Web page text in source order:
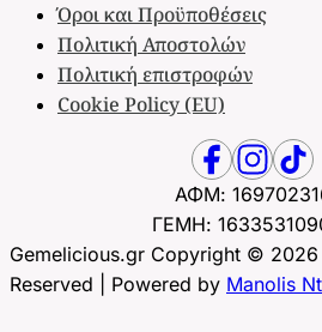
Όροι και Προϋποθέσεις
Πολιτική Αποστολών
Πολιτική επιστροφών
Cookie Policy (EU)
ΑΦΜ:
ΓΕΜΗ:
Gemelicious.gr Copyright © 2026
Reserved | Powered by Manolis